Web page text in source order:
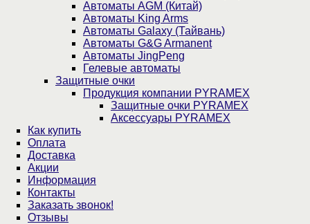
Автоматы AGM (Китай)
Автоматы King Arms
Автоматы Galaxy (Тайвань)
Автоматы G&G Armanent
Автоматы JingPeng
Гелевые автоматы
Защитные очки
Продукция компании PYRAMEX
Защитные очки PYRAMEX
Аксессуары PYRAMEX
Как купить
Оплата
Доставка
Акции
Информация
Контакты
Заказать звонок!
Отзывы